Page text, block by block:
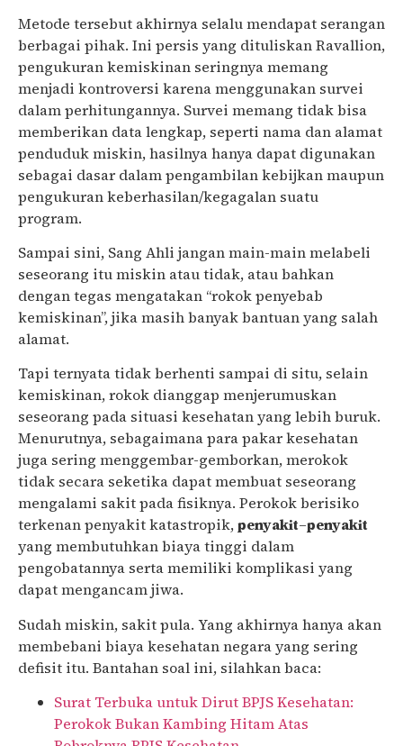
Metode tersebut akhirnya selalu mendapat serangan
berbagai pihak. Ini persis yang dituliskan Ravallion,
pengukuran kemiskinan seringnya memang
menjadi kontroversi karena menggunakan survei
dalam perhitungannya. Survei memang tidak bisa
memberikan data lengkap, seperti nama dan alamat
penduduk miskin, hasilnya hanya dapat digunakan
sebagai dasar dalam pengambilan kebijkan maupun
pengukuran keberhasilan/kegagalan suatu
program.
Sampai sini, Sang Ahli jangan main-main melabeli
seseorang itu miskin atau tidak, atau bahkan
dengan tegas mengatakan “rokok penyebab
kemiskinan”, jika masih banyak bantuan yang salah
alamat.
Tapi ternyata tidak berhenti sampai di situ, selain
kemiskinan, rokok dianggap menjerumuskan
seseorang pada situasi kesehatan yang lebih buruk.
Menurutnya, sebagaimana para pakar kesehatan
juga sering menggembar-gemborkan, merokok
tidak secara seketika dapat membuat seseorang
mengalami sakit pada fisiknya. Perokok berisiko
terkenan penyakit katastropik,penyakit–penyakit
yang membutuhkan biaya tinggi dalam
pengobatannya serta memiliki komplikasi yang
dapat mengancam jiwa.
Sudah miskin, sakit pula. Yang akhirnya hanya akan
membebani biaya kesehatan negara yang sering
defisit itu. Bantahan soal ini, silahkan baca:
Surat Terbuka untuk Dirut BPJS Kesehatan:
Perokok Bukan Kambing Hitam Atas